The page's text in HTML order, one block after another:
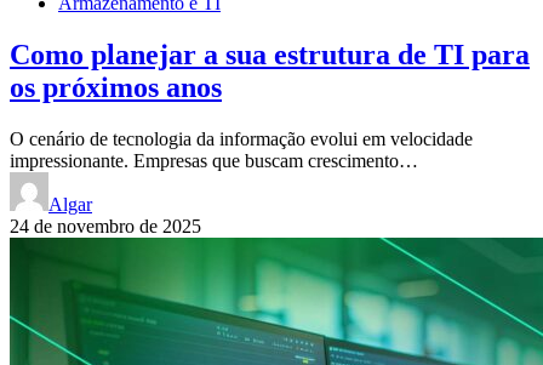
Como planejar a sua estrutura de TI para
os próximos anos
O cenário de tecnologia da informação evolui em velocidade
impressionante. Empresas que buscam crescimento…
Algar
24 de novembro de 2025